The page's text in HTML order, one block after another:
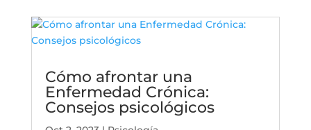
Cómo afrontar una
Enfermedad Crónica:
Consejos psicológicos